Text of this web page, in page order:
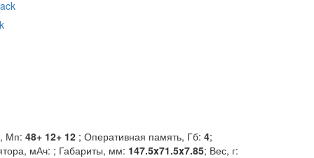
Мп: 48+ 12+ 12 ; Оперативная память, Гб: 4;
мАч: ; Габариты, мм: 147.5x71.5x7.85; Вес, г: